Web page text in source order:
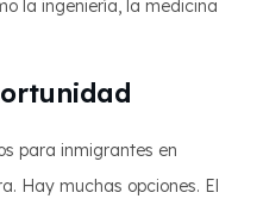
la ingeniería, la medicina
para inmigrantes en
Hay muchas opciones. El